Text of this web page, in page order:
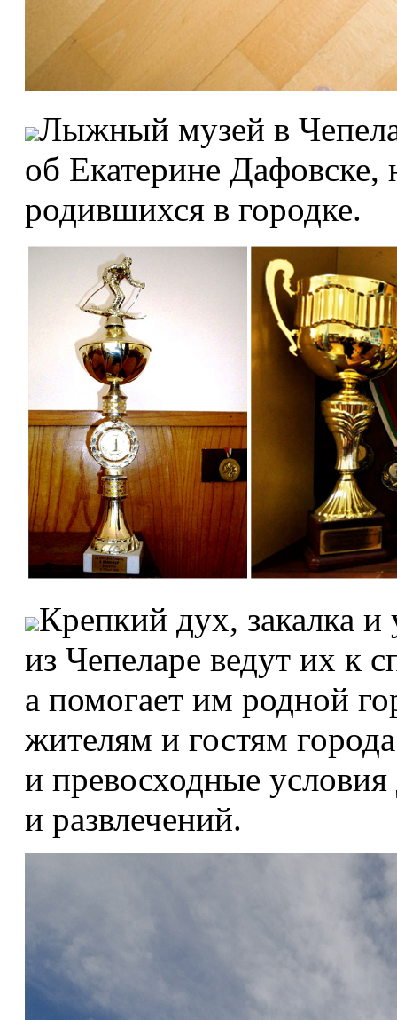
Лыжный музей в
об Екатерине Дафовске,
родившихся в городке.
Крепкий дух, закалка и
из Чепеларе ведут их к
а помогает им родной
жителям и гостям
и превосходные
и развлечений.